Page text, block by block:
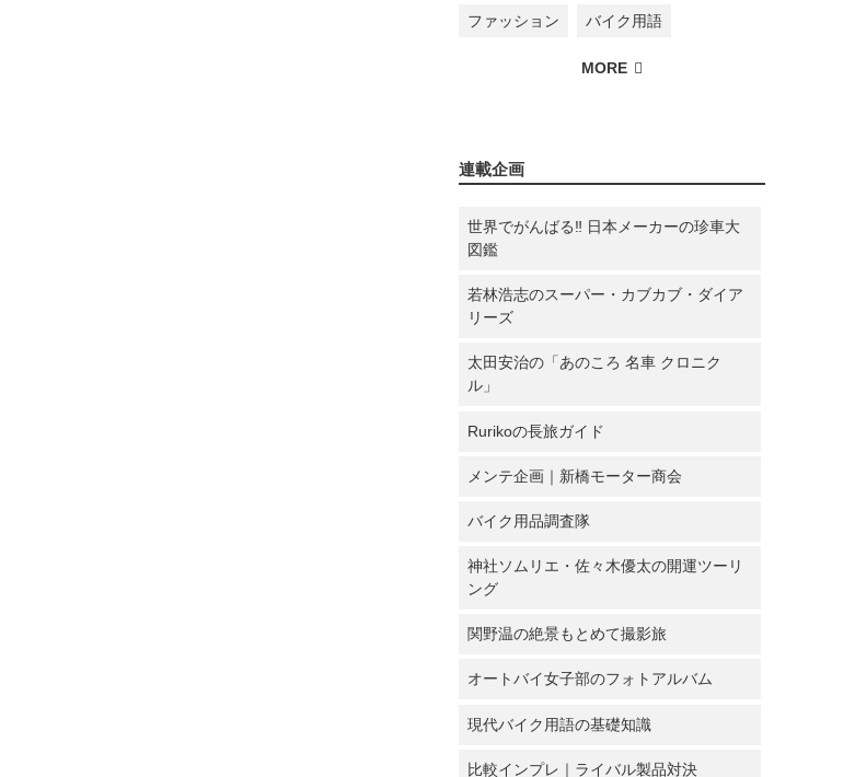
ファッション バイク用語
連載企画
世界でがんばる‼ 日本メーカーの珍車大
図鑑
若林浩志のスーパー・カブカブ・ダイア
リーズ
太田安治の「あのころ 名車 クロニク
ル」
Rurikoの長旅ガイド
メンテ企画｜新橋モーター商会
バイク用品調査隊
神社ソムリエ・佐々木優太の開運ツーリ
ング
関野温の絶景もとめて撮影旅
オートバイ女子部のフォトアルバム
現代バイク用語の基礎知識
比較インプレ｜ライバル製品対決